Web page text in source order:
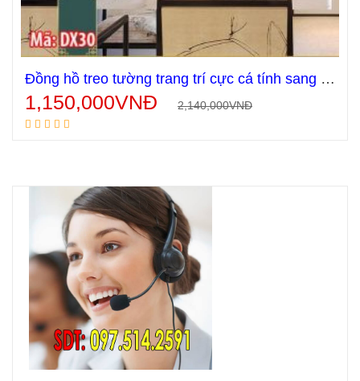
Đồng hồ treo tường trang trí cực cá tính sang trọng mã DX30
2,140,000VNĐ
1,150,000VNĐ